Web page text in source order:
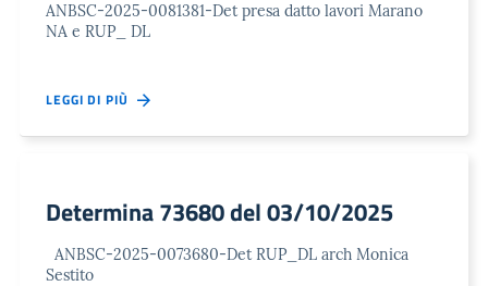
ANBSC-2025-0081381-Det presa datto lavori Marano
NA e RUP_ DL
LEGGI DI PIÙ
Determina 73680 del 03/10/2025
ANBSC-2025-0073680-Det RUP_DL arch Monica
Sestito